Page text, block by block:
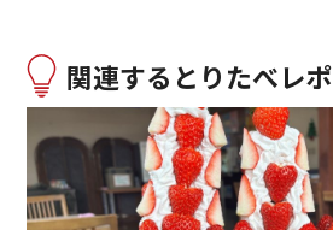
関連するとりたべレポ